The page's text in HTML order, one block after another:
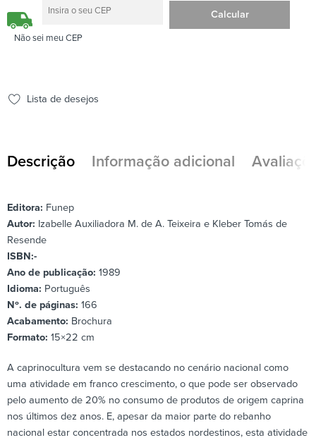
Não sei meu CEP
Lista de desejos
Descrição Informação adicional
Editora: Funep
Autor: Izabelle Auxiliadora M. de A. Teixeira e Kleber Tomás de
Resende
ISBN:-
Ano de publicação: 1989
Idioma: Português
Nº. de páginas: 166
Acabamento: Brochura
Formato: 15×22 cm
A caprinocultura vem se destacando no cenário nacional como
uma atividade em franco crescimento, o que pode ser observado
pelo aumento de 20% no consumo de produtos de origem caprina
nos últimos dez anos. E, apesar da maior parte do rebanho
nacional estar concentrada nos estados nordestinos, esta atividade